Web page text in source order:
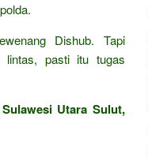
Dishub. Tapi
lintas, pasti itu tugas
Utara Sulut,